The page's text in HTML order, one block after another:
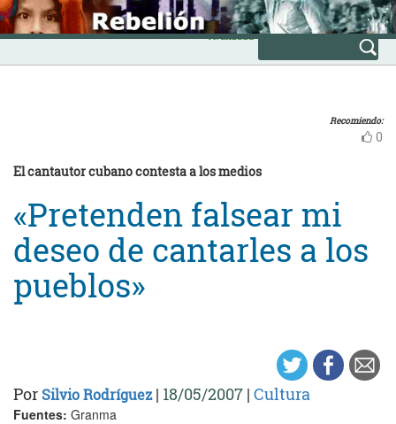
Skip
to
content
INICIO
Avanzada
Recomiendo:
0
El cantautor cubano contesta a los medios
«Pretenden falsear mi
deseo de cantarles a los
pueblos»
Por Silvio Rodríguez| 18/05/2007 | Cultura
Fuentes: Granma